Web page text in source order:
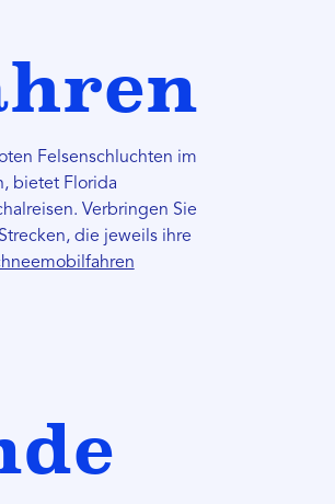
Felsenschluchten im
bietet Florida
Verbringen Sie
die jeweils ihre